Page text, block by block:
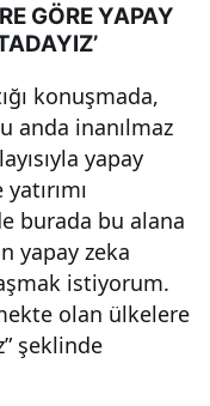
GÖRE YAPAY
konuşmada,
anda inanılmaz
yapay
burada bu alana
yapay zeka
istiyorum.
olan ülkelere
şeklinde